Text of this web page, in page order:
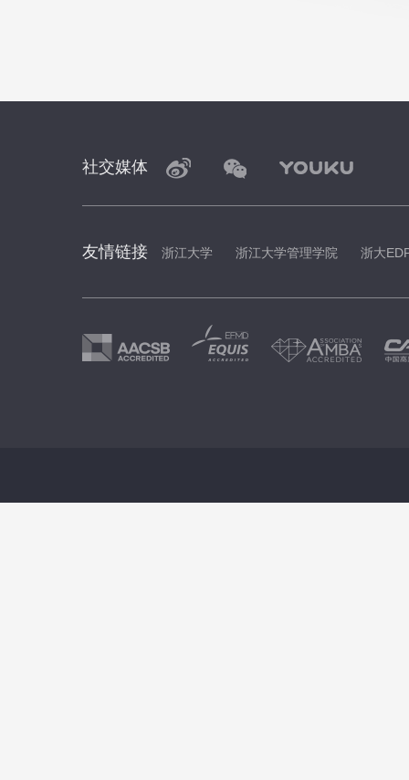
社交媒体
友情链接 浙江大学 浙江大学管理学院 浙大